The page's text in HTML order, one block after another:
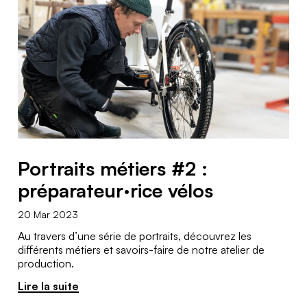
Portraits métiers #2 :
préparateur·rice vélos
20 Mar 2023
Au travers d’une série de portraits, découvrez les
différents métiers et savoirs-faire de notre atelier de
production.
Lire la suite